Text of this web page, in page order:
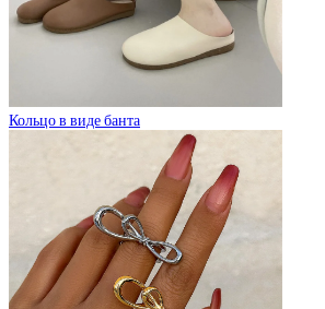
Кольцо в виде банта